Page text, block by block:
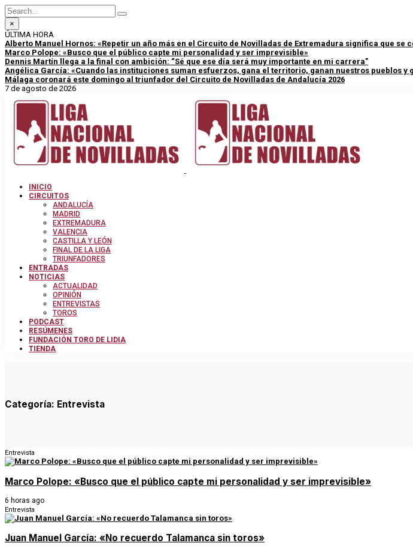
×
ÚLTIMA HORA
Alberto Manuel Hornos: «Repetir un año más en el Circuito de Novilladas de Extremadura significa que se
Marco Polope: «Busco que el público capte mi personalidad y ser imprevisible»
Dennis Martín llega a la final con ambición: “Sé que ese día será muy importante en mi carrera”
Angélica García: «Cuando las instituciones suman esfuerzos, gana el territorio, ganan nuestros pueblos
Málaga coronará este domingo al triunfador del Circuito de Novilladas de Andalucía 2026
7 de agosto de 2026
INICIO
CIRCUITOS
ANDALUCÍA
MADRID
EXTREMADURA
VALENCIA
CASTILLA Y LEÓN
FINAL DE LA LIGA
TRIUNFADORES
ENTRADAS
NOTICIAS
ACTUALIDAD
OPINIÓN
ENTREVISTAS
TOROS
PODCAST
RESÚMENES
FUNDACIÓN TORO DE LIDIA
TIENDA
Categoría: Entrevista
Entrevista
Marco Polope: «Busco que el público capte mi personalidad y ser imprevisible»
6 horas ago
Entrevista
Juan Manuel García: «No recuerdo Talamanca sin toros»